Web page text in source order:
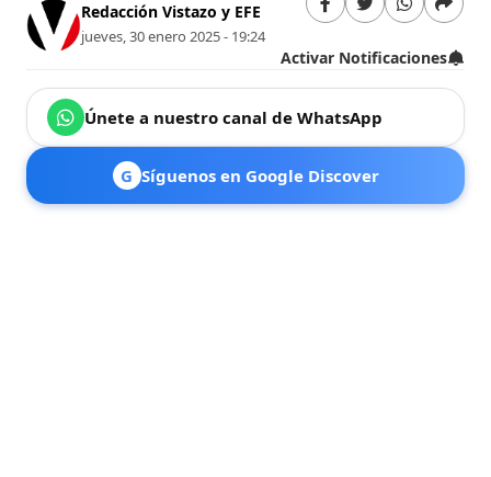
Redacción Vistazo y EFE
jueves, 30 enero 2025 - 19:24
Activar Notificaciones
Únete a nuestro canal de WhatsApp
G Síguenos en Google Discover